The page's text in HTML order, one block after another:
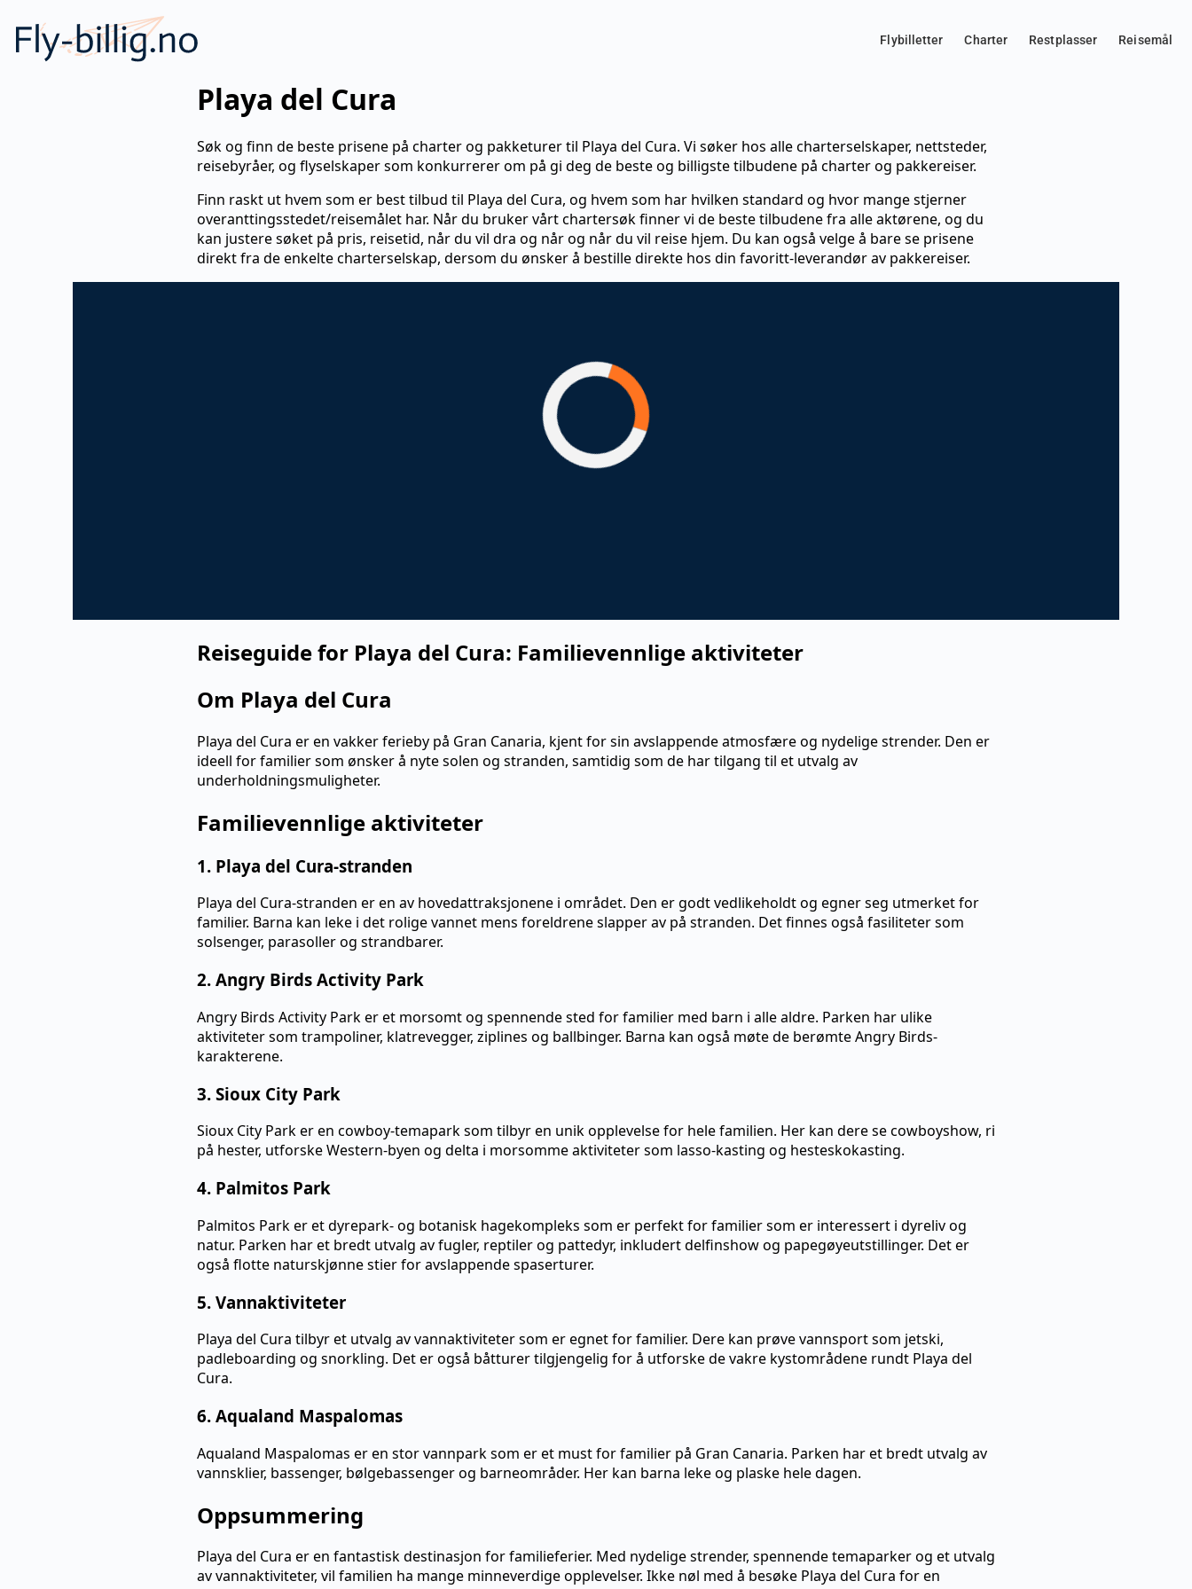
Flybilletter Charter Restplasser Reisemål
Playa del Cura
Søk og finn de beste prisene på charter og pakketurer til Playa del Cura. Vi søker hos alle charterselskaper, nettsteder,
reisebyråer, og flyselskaper som konkurrerer om på gi deg de beste og billigste tilbudene på charter og pakkereiser.
Finn raskt ut hvem som er best tilbud til Playa del Cura, og hvem som har hvilken standard og hvor mange stjerner
overanttingsstedet/reisemålet har. Når du bruker vårt chartersøk finner vi de beste tilbudene fra alle aktørene, og du
kan justere søket på pris, reisetid, når du vil dra og når og når du vil reise hjem. Du kan også velge å bare se prisene
direkt fra de enkelte charterselskap, dersom du ønsker å bestille direkte hos din favoritt-leverandør av pakkereiser.
Reiseguide for Playa del Cura: Familievennlige aktiviteter
Om Playa del Cura
Playa del Cura er en vakker ferieby på Gran Canaria, kjent for sin avslappende atmosfære og nydelige strender. Den er
ideell for familier som ønsker å nyte solen og stranden, samtidig som de har tilgang til et utvalg av
underholdningsmuligheter.
Familievennlige aktiviteter
1. Playa del Cura-stranden
Playa del Cura-stranden er en av hovedattraksjonene i området. Den er godt vedlikeholdt og egner seg utmerket for
familier. Barna kan leke i det rolige vannet mens foreldrene slapper av på stranden. Det finnes også fasiliteter som
solsenger, parasoller og strandbarer.
2. Angry Birds Activity Park
Angry Birds Activity Park er et morsomt og spennende sted for familier med barn i alle aldre. Parken har ulike
aktiviteter som trampoliner, klatrevegger, ziplines og ballbinger. Barna kan også møte de berømte Angry Birds-
karakterene.
3. Sioux City Park
Sioux City Park er en cowboy-temapark som tilbyr en unik opplevelse for hele familien. Her kan dere se cowboyshow, ri
på hester, utforske Western-byen og delta i morsomme aktiviteter som lasso-kasting og hesteskokasting.
4. Palmitos Park
Palmitos Park er et dyrepark- og botanisk hagekompleks som er perfekt for familier som er interessert i dyreliv og
natur. Parken har et bredt utvalg av fugler, reptiler og pattedyr, inkludert delfinshow og papegøyeutstillinger. Det er
også flotte naturskjønne stier for avslappende spaserturer.
5. Vannaktiviteter
Playa del Cura tilbyr et utvalg av vannaktiviteter som er egnet for familier. Dere kan prøve vannsport som jetski,
padleboarding og snorkling. Det er også båtturer tilgjengelig for å utforske de vakre kystområdene rundt Playa del
Cura.
6. Aqualand Maspalomas
Aqualand Maspalomas er en stor vannpark som er et must for familier på Gran Canaria. Parken har et bredt utvalg av
vannsklier, bassenger, bølgebassenger og barneområder. Her kan barna leke og plaske hele dagen.
Oppsummering
Playa del Cura er en fantastisk destinasjon for familieferier. Med nydelige strender, spennende temaparker og et utvalg
av vannaktiviteter, vil familien ha mange minneverdige opplevelser. Ikke nøl med å besøke Playa del Cura for en